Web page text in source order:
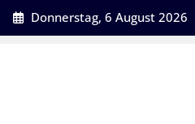
Skip
to
Donnerstag, 6 August 2026